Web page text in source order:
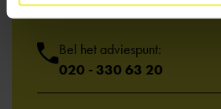
helpen je graag.
Bel het adviespunt:
020 - 330 63 20